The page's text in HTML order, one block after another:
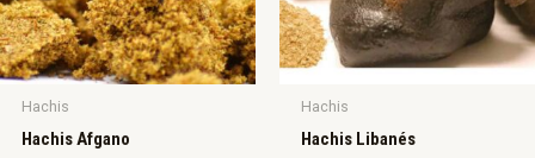
Hachis
Hachis Afgano
Hachis
Hachis Libanés